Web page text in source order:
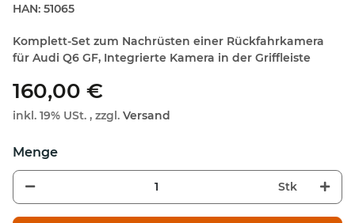
HAN: 51065
Komplett-Set zum Nachrüsten einer Rückfahrkamera
für Audi Q6 GF, Integrierte Kamera in der Griffleiste
160,00 €
inkl. 19% USt. , zzgl. Versand
Stk